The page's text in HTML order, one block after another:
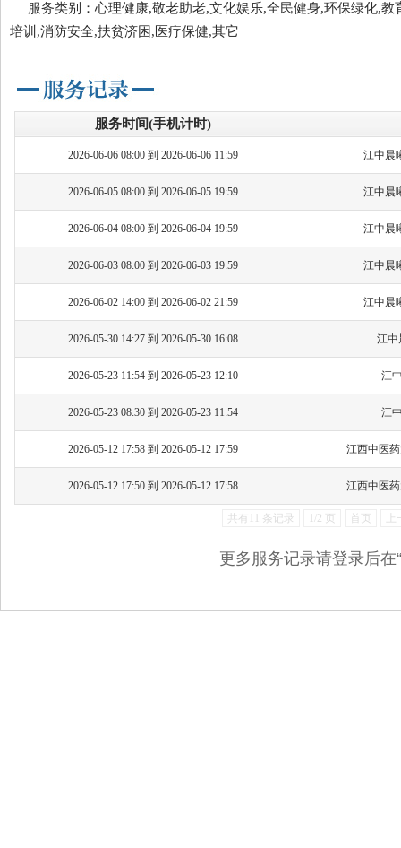
服务类别：心理健康,敬老助老,文化娱乐,全民健身,环保绿化,教
培训,消防安全,扶贫济困,医疗保健,其它